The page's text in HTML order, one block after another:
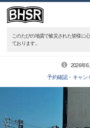
このたびの地震で被災された皆様に
ております。
2026年
予約確認・キャン